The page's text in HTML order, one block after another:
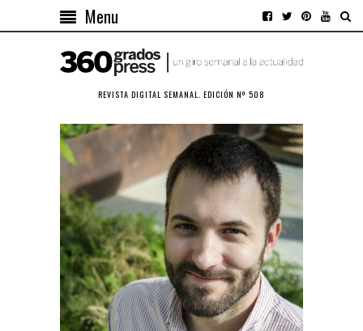
Menu
REVISTA DIGITAL SEMANAL. EDICIÓN Nº 508